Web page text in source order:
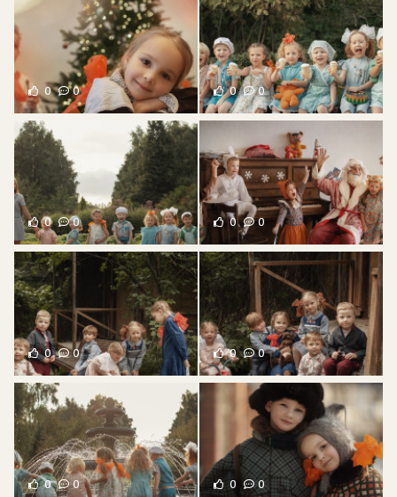
0 0 0 0
0 0 0 0
0 0 0 0
0 0 0 0